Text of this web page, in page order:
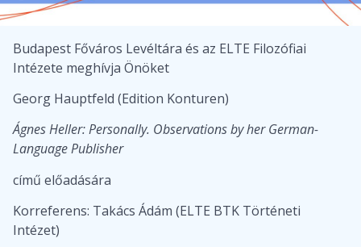
Budapest Főváros Levéltára és az ELTE Filozófiai
Intézete meghívja Önöket
Georg Hauptfeld (Edition Konturen)
Ágnes Heller: Personally. Observations by her German-
Language Publisher
című előadására
Korreferens: Takács Ádám (ELTE BTK Történeti
Intézet)